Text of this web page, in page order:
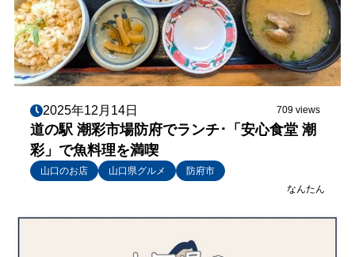
2025年12月14日 709 views
道の駅 潮彩市場防府でランチ･「安心食堂 潮
彩」で魚料理を満喫
山口のお店 山口県グルメ
防府市
なんたん